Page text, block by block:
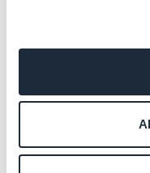
Integrar
externas